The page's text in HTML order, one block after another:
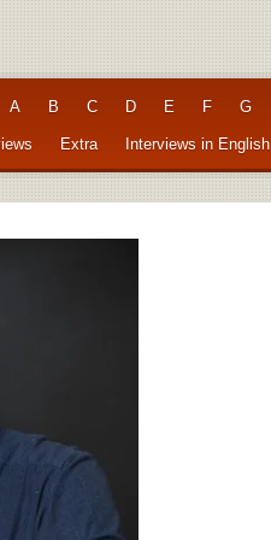
A B C D E F G
Extra Interviews in English